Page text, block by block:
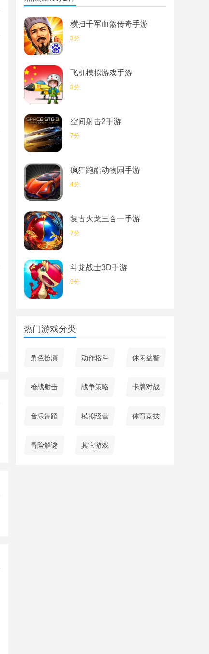
横扫千军血煞传奇手游
3分
飞机模拟游戏手游
3分
空间射击2手游
7分
疯狂跑酷动物园手游
4分
复古火龙三合一手游
7分
斗龙战士3D手游
6分
热门游戏分类
角色扮演 动作格斗 休闲益智
枪战射击 战争策略 卡牌对战
音乐舞蹈 模拟经营 体育竞技
冒险解谜 其它游戏